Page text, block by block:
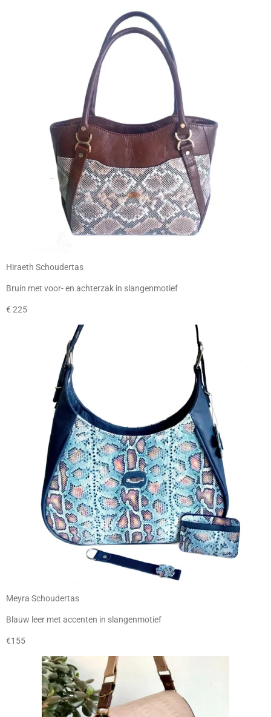
Hiraeth Schoudertas
Bruin met voor- en achterzak in slangenmotief
€ 225
Meyra Schoudertas
Blauw leer met accenten in slangenmotief
€155